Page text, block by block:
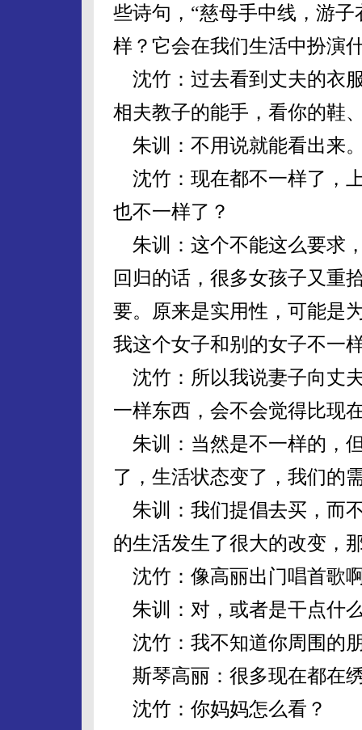
些诗句，“慈母手中线，游
样？它会在我们生活中扮演
沈竹：过去看到丈夫的衣
相夫教子的能手，看你的鞋
朱训：不用说就能看出来
沈竹：现在都不一样了，
也不一样了？
朱训：这个不能这么要求
回归的话，很多女孩子又重
要。原来是实用性，可能是
我这个女子和别的女子不一
沈竹：所以我说妻子向丈
一样东西，会不会觉得比现
朱训：当然是不一样的，
了，生活状态变了，我们的
朱训：我们提倡去买，而
的生活发生了很大的改变，
沈竹：像高丽出门唱首歌
朱训：对，或者是干点什
沈竹：我不知道你周围的
斯琴高丽：很多现在都在
沈竹：你妈妈怎么看？